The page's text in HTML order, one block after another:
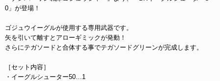
0」が登場！
ゴジュウイーグルが使用する専用武器です。
矢を引いて離すとアローギミックが発動！
さらにテガソードと合体する事でテガソードグリーンが完成します。
［セット内容］
・イーグルシューター50…1